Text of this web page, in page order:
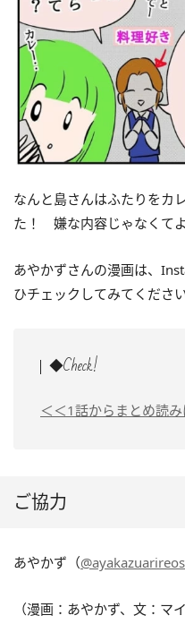
なんと島さんはふたりをカ
た！ 嫌な内容じゃなくてよ
あやかずさんの漫画は、
ひチェックしてみてくださ
◆Check!
＜＜1話からまとめ読
ご協力
あやかず（
（漫画：あやかず、文：マ